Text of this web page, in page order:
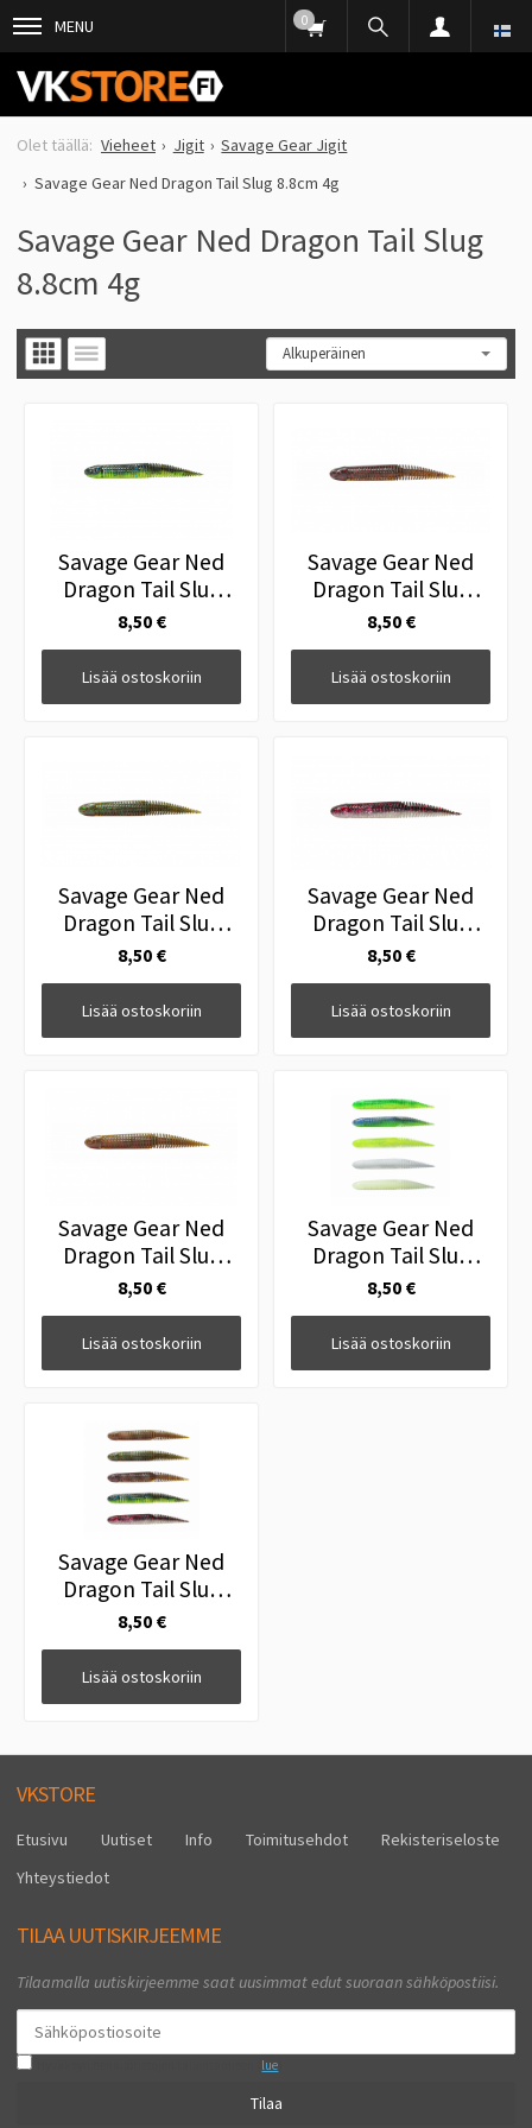
MENU 0
Vieheet Jigit
Savage Gear Jigit
Savage Gear Ned Dragon Tail Slug 8.8cm 4g
Savage Gear Ned Dragon Tail Slug
8.8cm 4g
Savage Gear Ned
Dragon Tail Slug
8.8cm 4g CHPMK
8,50 €
Lisää ostoskoriin
Savage Gear Ned
Dragon Tail Slug
8.8cm 4g WMR
8,50 €
Lisää ostoskoriin
Savage Gear Ned
Dragon Tail Slug
8.8cm 4g GPMK
8,50 €
Lisää ostoskoriin
Savage Gear Ned
Dragon Tail Slug
8.8cm 4g BLEAK
8,50 €
Lisää ostoskoriin
Savage Gear Ned
Dragon Tail Slug
8.8cm 4g CMTO
8,50 €
Lisää ostoskoriin
Savage Gear Ned
Dragon Tail Slug
8.8cm 4g DAWN
8,50 €
Lisää ostoskoriin
Savage Gear Ned
Dragon Tail Slug
8.8cm 4g CLWM
8,50 €
Lisää ostoskoriin
VKSTORE
Etusivu Uutiset Info Toimitusehdot
Rekisteriseloste
Yhteystiedot
TILAA UUTISKIRJEEMME
Tilaamalla uutiskirjeemme saat uusimmat edut suoraan sähköpostiisi.
lue
Tilaa